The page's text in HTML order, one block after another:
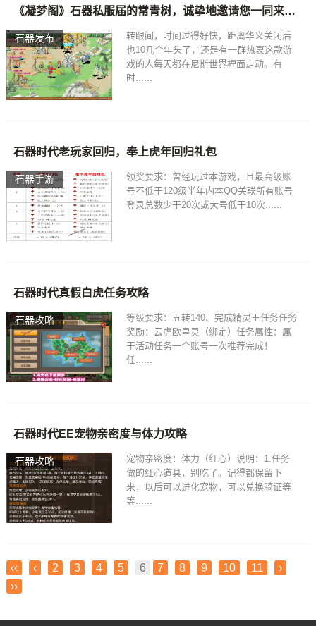
石器发布
《凝梦阁》石器私服届的常青树，诚挚地邀请您一同来过年
转眼间，时间过得好快，距离华义关闭后
也10几个年头了，还是有一群热衷这款游
戏的人每天都在尼斯世界裡面走动。有
时......
石器手游
石器时代老玩家回归，奉上虎年回归礼包
领奖要求：曾经玩过本游戏，且最高级账
号不低于120级半年内本QQ关联所有账号
登录总数少于20次或大号低于10次......
石器攻略
石器时代真假白虎任务攻略
等级要求：五转140、完成精灵王任务任务
奖励：云虎欧皇灵（绑定）任务属性：属
于活动任务一个账号一次推荐完成！
任......
石器攻略
石器时代EE宠物亲密度与体力攻略
宠物亲密度：体力（红心）说明：1.任务
做的红心道具，别吃了。记得都保留下
来，以后可以进化宠物，可以兑换骑证等
等......
‹‹ ‹ 2 3 4 5 6 7 8 9 10 11
›
››